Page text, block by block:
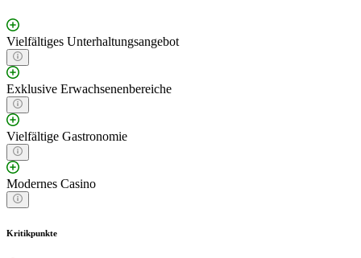
Vielfältiges Unterhaltungsangebot
Exklusive Erwachsenenbereiche
Vielfältige Gastronomie
Modernes Casino
Kritikpunkte